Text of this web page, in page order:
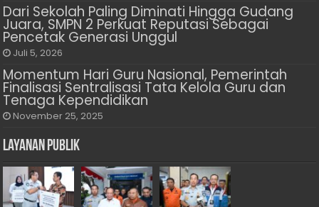
Dari Sekolah Paling Diminati Hingga Gudang
Juara, SMPN 2 Perkuat Reputasi Sebagai
Pencetak Generasi Unggul
Juli 5, 2026
Momentum Hari Guru Nasional, Pemerintah
Finalisasi Sentralisasi Tata Kelola Guru dan
Tenaga Kependidikan
November 25, 2025
Layanan Publik